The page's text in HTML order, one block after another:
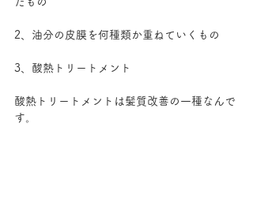
2、油分の皮膜を何種類か重ねていくもの
3、酸熱トリートメント
酸熱トリートメントは髪質改善の一種なんで
す。